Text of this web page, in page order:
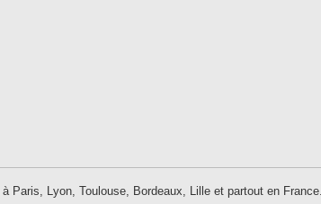
Paris, Lyon, Toulouse, Bordeaux, Lille et partout en